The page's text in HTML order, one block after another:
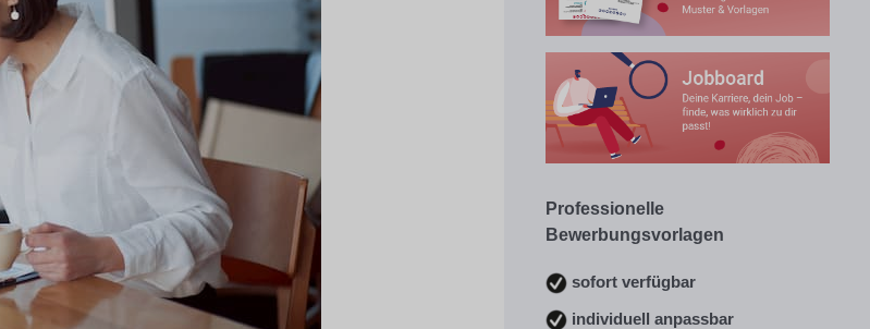
Professionelle
Bewerbungsvorlagen
sofort verfügbar
individuell anpassbar